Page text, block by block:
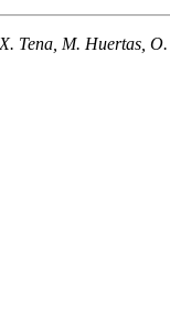
Tena, M. Huertas,